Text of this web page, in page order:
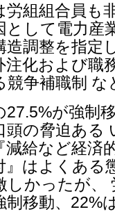
労組組合員も
として電力産
造調整を指定
注化および職
競争補職制
27.5%が強制
頭の脅迫ある
減給など経済
』はよくある
しかったが、
制移動、22%